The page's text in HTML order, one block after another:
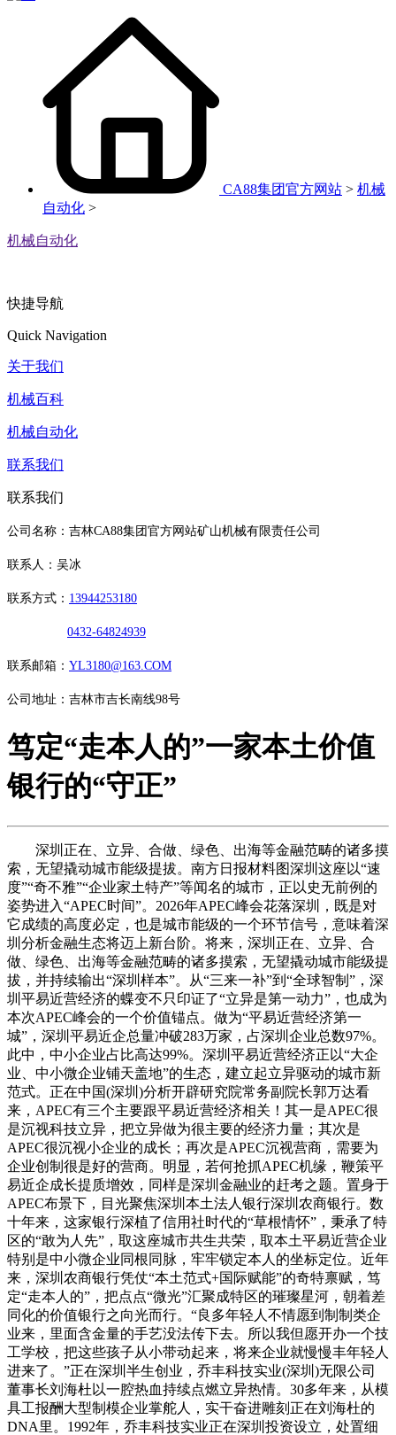
CA88集团官方网站 > 机械
自动化 >
机械自动化
快捷导航
Quick Navigation
关于我们
机械百科
机械自动化
联系我们
联系我们
公司名称：吉林CA88集团官方网站矿山机械有限责任公司
联系人：吴冰
联系方式： 13944253180
0432-64824939
联系邮箱： YL3180@163.COM
公司地址：吉林市吉长南线98号
笃定“走本人的”一家本土价值
银行的“守正”
深圳正在、立异、合做、绿色、出海等金融范畴的诸多摸
索，无望撬动城市能级提拔。南方日报材料图深圳这座以“速
度”“奇不雅”“企业家土特产”等闻名的城市，正以史无前例的
姿势进入“APEC时间”。2026年APEC峰会花落深圳，既是对
它成绩的高度必定，也是城市能级的一个环节信号，意味着深
圳分析金融生态将迈上新台阶。将来，深圳正在、立异、合
做、绿色、出海等金融范畴的诸多摸索，无望撬动城市能级提
拔，并持续输出“深圳样本”。从“三来一补”到“全球智制”，深
圳平易近营经济的蝶变不只印证了“立异是第一动力”，也成为
本次APEC峰会的一个价值锚点。做为“平易近营经济第一
城”，深圳平易近企总量冲破283万家，占深圳企业总数97%。
此中，中小企业占比高达99%。深圳平易近营经济正以“大企
业、中小微企业铺天盖地”的生态，建立起立异驱动的城市新
范式。正在中国(深圳)分析开辟研究院常务副院长郭万达看
来，APEC有三个主要跟平易近营经济相关！其一是APEC很
是沉视科技立异，把立异做为很主要的经济力量；其次是
APEC很沉视小企业的成长；再次是APEC沉视营商，需要为
企业创制很是好的营商。明显，若何抢抓APEC机缘，鞭策平
易近企成长提质增效，同样是深圳金融业的赶考之题。置身于
APEC布景下，目光聚焦深圳本土法人银行深圳农商银行。数
十年来，这家银行深植了信用社时代的“草根情怀”，秉承了特
区的“敢为人先”，取这座城市共生共荣，取本土平易近营企业
特别是中小微企业同根同脉，牢牢锁定本人的坐标定位。近年
来，深圳农商银行凭仗“本土范式+国际赋能”的奇特禀赋，笃
定“走本人的”，把点点“微光”汇聚成特区的璀璨星河，朝着差
同化的价值银行之向光而行。“良多年轻人不情愿到制制类企
业来，里面含金量的手艺没法传下去。所以我但愿开办一个技
工学校，把这些孩子从小带动起来，将来企业就慢慢丰年轻人
进来了。”正在深圳半生创业，乔丰科技实业(深圳)无限公司
董事长刘海杜以一腔热血持续点燃立异热情。30多年来，从模
具工报酬大型制模企业掌舵人，实干奋进雕刻正在刘海杜的
DNA里。1992年，乔丰科技实业正在深圳投资设立，处置细